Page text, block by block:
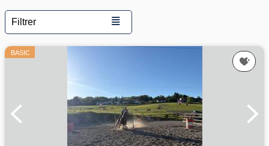
Filtrer ≣
BASIC